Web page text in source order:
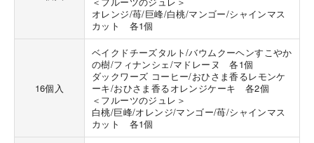
オレンジ/苺/巨峰/白桃/マンゴー/シャインマス
カット 各1個
16個入
ベイクドチーズタルト/バウムクーヘンすこやか
の樹/フィナンシェ/マドレーヌ 各1個
ダックワーズ コーヒー/おひさま香るレモンケ
ーキ/おひさま香るオレンジケーキ 各2個
＜フルーツのジュレ＞
白桃/巨峰/オレンジ/マンゴー/苺/シャインマス
カット 各1個